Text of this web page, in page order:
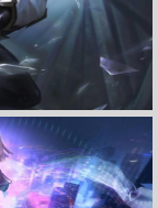
立 即 下 载
藏